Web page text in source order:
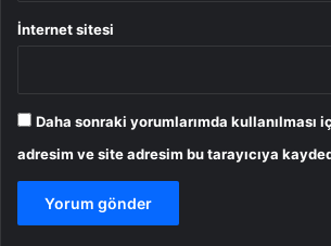
İnternet sitesi
Daha sonraki yorumlarımda kullanılması
adresim ve site adresim bu tarayıcıya